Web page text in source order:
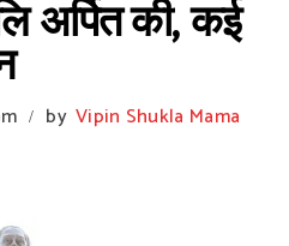
अर्पित की, कई
/ by Vipin Shukla Mama